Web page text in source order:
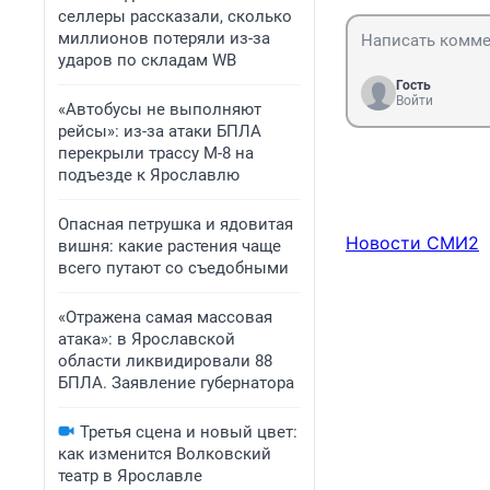
селлеры рассказали, сколько
миллионов потеряли из-за
ударов по складам WB
«Автобусы не выполняют
рейсы»: из-за атаки БПЛА
перекрыли трассу М-8 на
подъезде к Ярославлю
Опасная петрушка и ядовитая
вишня: какие растения чаще
всего путают со съедобными
«Отражена самая массовая
атака»: в Ярославской
области ликвидировали 88
БПЛА. Заявление губернатора
Третья сцена и новый цвет:
как изменится Волковский
театр в Ярославле
Гость
Войти
Новости СМИ2